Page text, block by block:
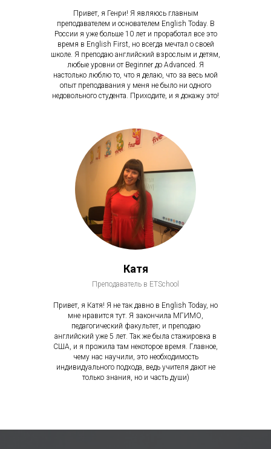
Привет, я Генри! Я являюсь главным
преподавателем и основателем English Today. В
России я уже больше 10 лет и проработал все это
время в English First, но всегда мечтал о своей
школе. Я преподаю английский взрослым и детям,
любые уровни от Beginner до Advanced. Я
настолько люблю то, что я делаю, что за весь мой
опыт преподавания у меня не было ни одного
недовольного студента. Приходите, и я докажу это!
Катя
Преподаватель в ETSchool
Привет, я Катя! Я не так давно в English Today, но
мне нравится тут. Я закончила МГИМО,
педагогический факультет, и преподаю
английский уже 5 лет. Так же была стажировка в
США, и я прожила там некоторое время. Главное,
чему нас научили, это необходимость
индивидуального подхода, ведь учителя дают не
только знания, но и часть души)